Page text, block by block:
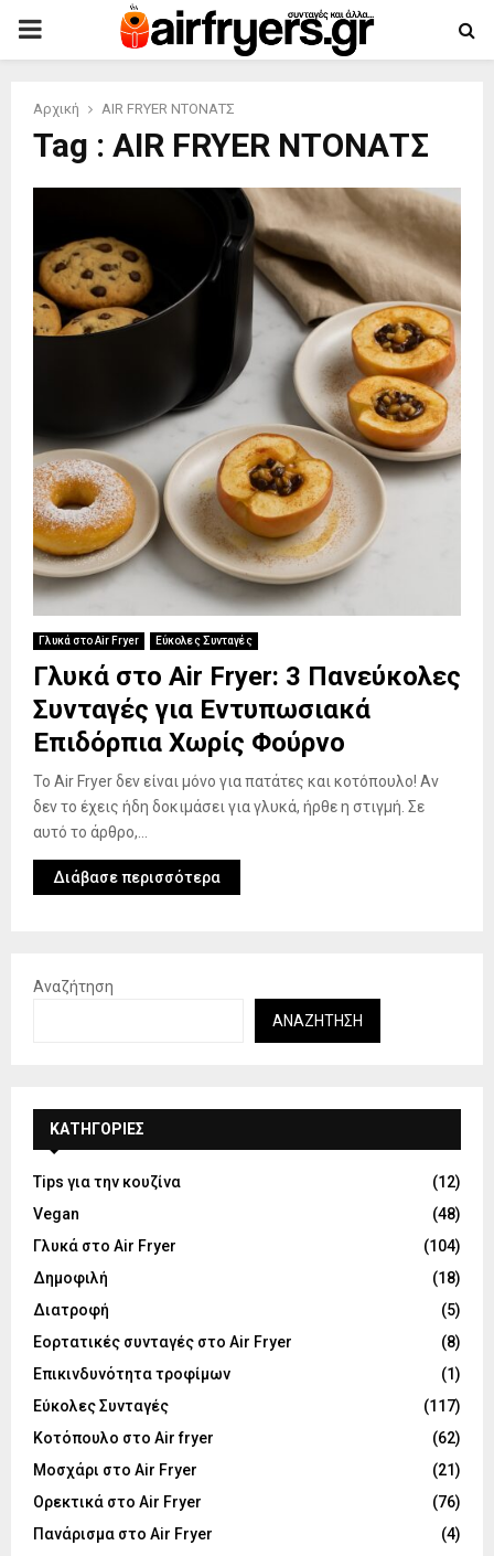
PRIMARY
Αρχική AIR FRYER ΝΤΟΝΑΤΣ
Tag : AIR FRYER ΝΤΟΝΑΤΣ
Γλυκά στο Air Fryer Εύκολες Συνταγές
Γλυκά στο Air Fryer: 3 Πανεύκολες
Συνταγές για Εντυπωσιακά
Επιδόρπια Χωρίς Φούρνο
Το Air Fryer δεν είναι μόνο για πατάτες και κοτόπουλο! Αν
δεν το έχεις ήδη δοκιμάσει για γλυκά, ήρθε η στιγμή. Σε
αυτό το άρθρο,...
Διάβασε περισσότερα
Αναζήτηση
ΑΝΑΖΉΤΗΣΗ
KΑΤΗΓΟΡΊΕΣ
Tips για την κουζίνα
(12)
Vegan
(48)
Γλυκά στο Air Fryer
(104)
Δημοφιλή
(18)
Διατροφή
(5)
Εορτατικές συνταγές στο Air Fryer
(8)
Επικινδυνότητα τροφίμων
(1)
Εύκολες Συνταγές
(117)
Κοτόπουλο στο Air fryer
(62)
Μοσχάρι στο Air Fryer
(21)
Ορεκτικά στο Air Fryer
(76)
Πανάρισμα στο Air Fryer
(4)